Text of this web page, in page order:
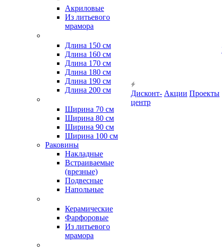
Акриловые
Из литьевого
мрамора
Длина 150 см
Длина 160 см
Длина 170 см
Длина 180 см
Длина 190 см
Длина 200 см
Ширина 70 см
Ширина 80 см
Ширина 90 см
Ширина 100 см
Раковины
Накладные
Встраиваемые
(врезные)
Подвесные
Напольные
Керамические
Фарфоровые
Из литьевого
мрамора
Дисконт-
центр
Акции Проекты